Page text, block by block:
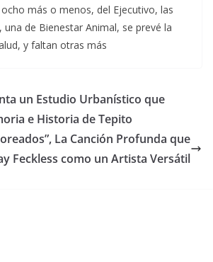
más o menos, del Ejecutivo, las
una de Bienestar Animal, se prevé la
y faltan otras más
un Estudio Urbanístico que
e Historia de Tepito
La Canción Profunda que
Feckless como un Artista Versátil